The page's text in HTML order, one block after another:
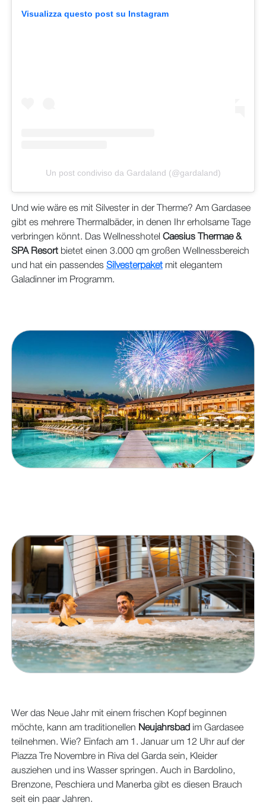
Visualizza questo post su Instagram
Un post condiviso da Gardaland (@gardaland)
Und wie wäre es mit Silvester in der Therme? Am Gardasee
gibt es mehrere Thermalbäder, in denen Ihr erholsame Tage
verbringen könnt. Das Wellnesshotel Caesius Thermae &
SPA Resort bietet einen 3.000 qm großen Wellnessbereich
und hat ein passendes Silvesterpaketmit elegantem
Galadinner im Programm.
Wer das Neue Jahr mit einem frischen Kopf beginnen
möchte, kann am traditionellen Neujahrsbad im Gardasee
teilnehmen. Wie? Einfach am 1. Januar um 12 Uhr auf der
Piazza Tre Novembre in Riva del Garda sein, Kleider
ausziehen und ins Wasser springen. Auch in Bardolino,
Brenzone, Peschiera und Manerba gibt es diesen Brauch
seit ein paar Jahren.